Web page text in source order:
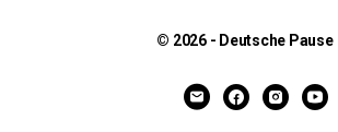
© 2026 - Deutsche Pause